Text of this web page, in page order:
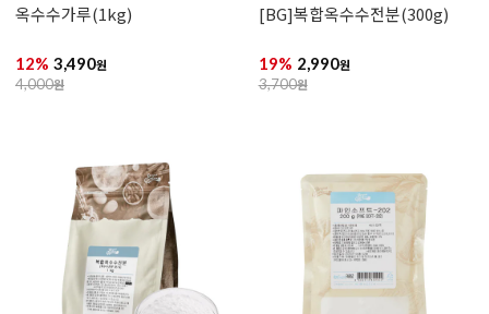
옥수수가루(1kg)
12% 3,490원
4,000원
[BG]복합옥수수전분(300g)
19% 2,990원
3,700원